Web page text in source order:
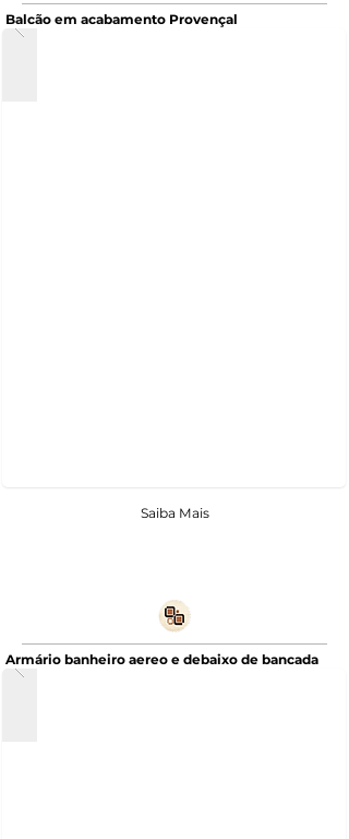
Balcão em acabamento Provençal
Saiba Mais
Armário banheiro aereo e debaixo de bancada